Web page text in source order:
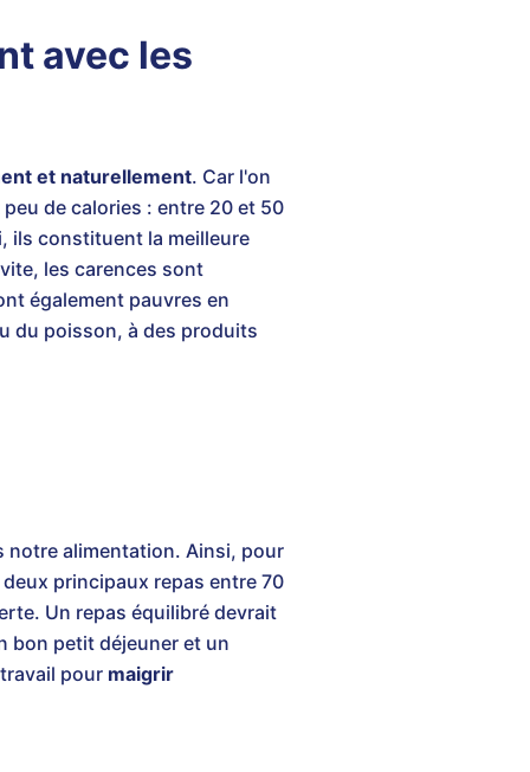
avec les
et naturellement. Car l'on
de calories : entre 20 et 50
ils constituent la meilleure
les carences sont
également pauvres en
du poisson, à des produits
notre alimentation. Ainsi, pour
principaux repas entre 70
Un repas équilibré devrait
bon petit déjeuner et un
pour maigrir